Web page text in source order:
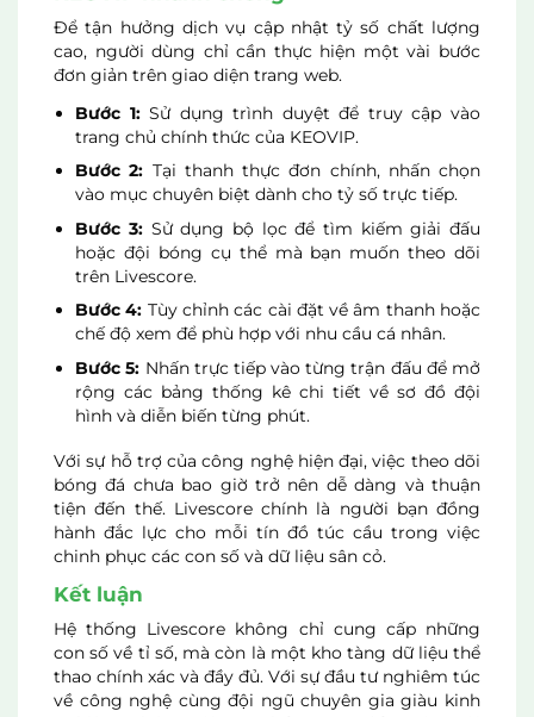
Để tận hưởng dịch vụ cập nhật tỷ số chất lượng
cao, người dùng chỉ cần thực hiện một vài bước
đơn giản trên giao diện trang web.
Bước 1:Sử dụng trình duyệt để truy cập vào
trang chủ chính thức của KEOVIP.
Bước 2: Tại thanh thực đơn chính, nhấn chọn
vào mục chuyên biệt dành cho tỷ số trực tiếp.
Bước 3:Sử dụng bộ lọc để tìm kiếm giải đấu
hoặc đội bóng cụ thể mà bạn muốn theo dõi
trên Livescore.
Bước 4: Tùy chỉnh các cài đặt về âm thanh hoặc
chế độ xem để phù hợp với nhu cầu cá nhân.
Bước 5: Nhấn trực tiếp vào từng trận đấu để mở
rộng các bảng thống kê chi tiết về sơ đồ đội
hình và diễn biến từng phút.
Với sự hỗ trợ của công nghệ hiện đại, việc theo dõi
bóng đá chưa bao giờ trở nên dễ dàng và thuận
tiện đến thế. Livescore chính là người bạn đồng
hành đắc lực cho mỗi tín đồ túc cầu trong việc
chinh phục các con số và dữ liệu sân cỏ.
Kết luận
Hệ thống Livescore không chỉ cung cấp những
con số về tỉ số, mà còn là một kho tàng dữ liệu thể
thao chính xác và đầy đủ. Với sự đầu tư nghiêm túc
về công nghệ cùng đội ngũ chuyên gia giàu kinh